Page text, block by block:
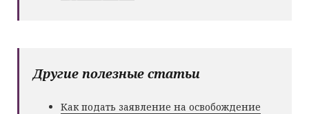
Другие полезные статьи
Как подать заявление на освобождение